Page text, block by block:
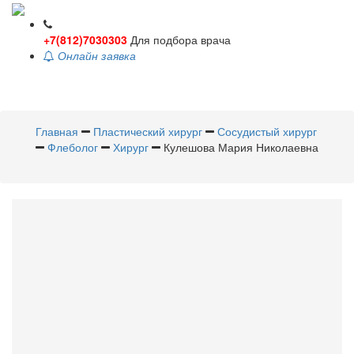
+7(812)7030303 Для подбора врача
Онлайн заявка
Главная
Пластический хирург
Сосудистый хирург
Флеболог
Хирург Кулешова Мария Николаевна